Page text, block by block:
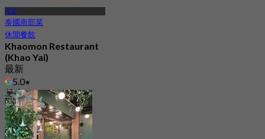
考艾
泰國南部菜
休閒餐飲
Khaomon Restaurant
(Khao Yai)
最新
5.0
起฿ 575